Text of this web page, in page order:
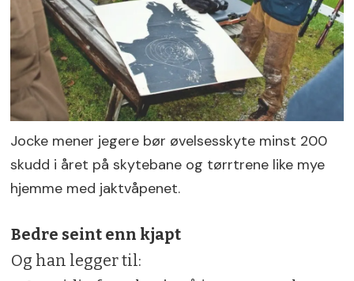
Jocke mener jegere bør øvelsesskyte minst 200
skudd i året på skytebane og tørrtrene like mye
hjemme med jaktvåpenet.
Bedre seint enn kjapt
Og han legger til: